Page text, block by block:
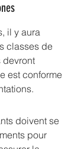
il y aura
classes de
devront
est conforme
doivent se
pour